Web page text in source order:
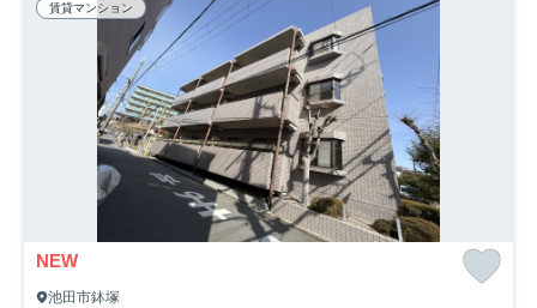
賃貸マンション
NEW
池田市鉢塚